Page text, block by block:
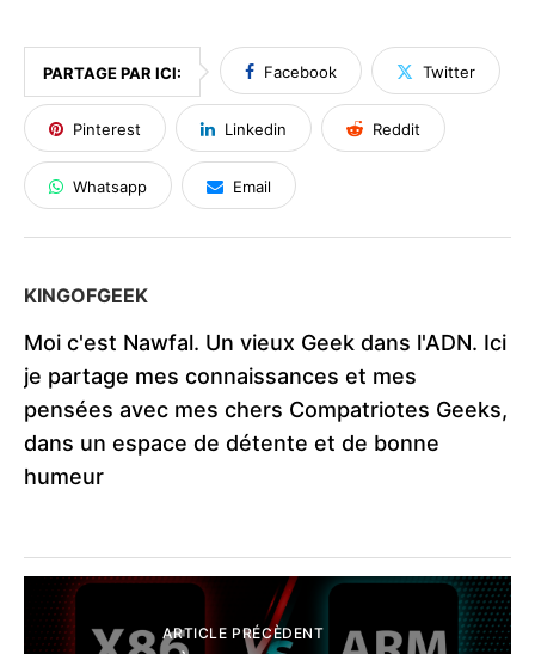
PARTAGE PAR ICI: Facebook Twitter
Pinterest Linkedin Reddit
Whatsapp Email
KINGOFGEEK
Moi c'est Nawfal. Un vieux Geek dans l'ADN. Ici
je partage mes connaissances et mes
pensées avec mes chers Compatriotes Geeks,
dans un espace de détente et de bonne
humeur
ARTICLE PRÉCÈDENT